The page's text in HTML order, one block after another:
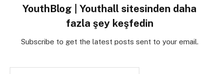
YouthBlog | Youthall sitesinden daha
fazla şey keşfedin
Subscribe to get the latest posts sent to your email.
E-postanızı yazın…